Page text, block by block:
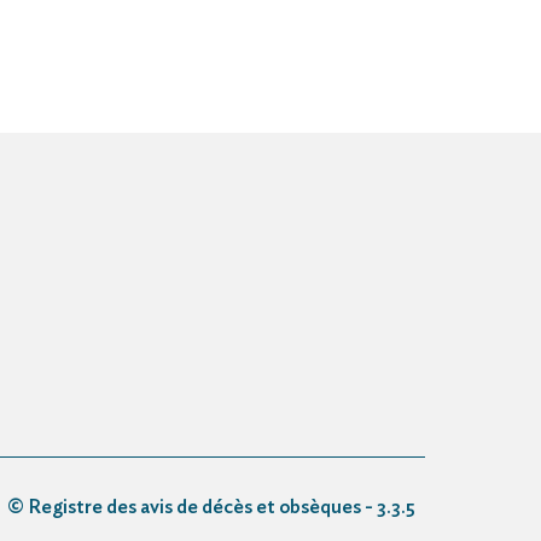
© Registre des avis de décès et obsèques - 3.3.5